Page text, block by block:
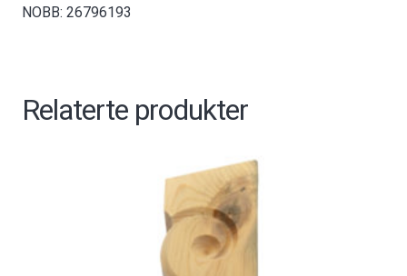
NOBB: 26796193
Relaterte produkter